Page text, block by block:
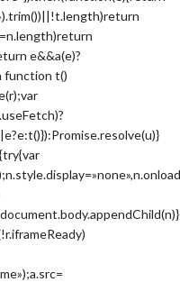
e&&a(e)?
function t()